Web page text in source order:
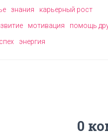
знания
карьерный рост
мотивация
помощь
энергия
0